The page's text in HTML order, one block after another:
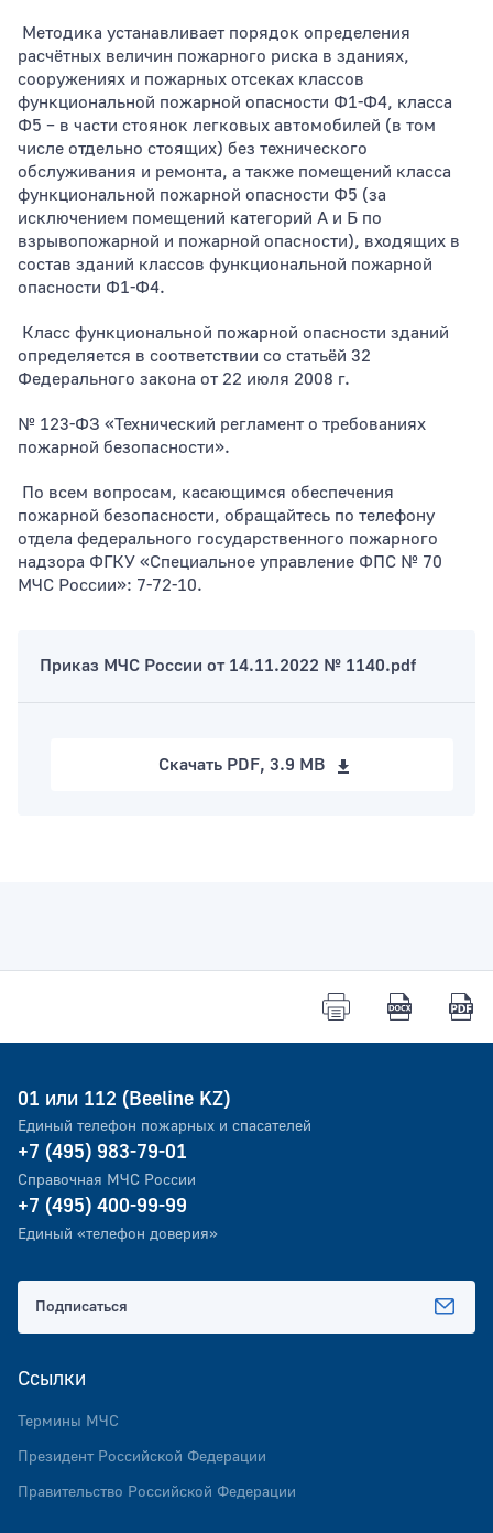
Методика устанавливает порядок определения
расчётных величин пожарного риска в зданиях,
сооружениях и пожарных отсеках классов
функциональной пожарной опасности Ф1-Ф4, класса
Ф5 – в части стоянок легковых автомобилей (в том
числе отдельно стоящих) без технического
обслуживания и ремонта, а также помещений класса
функциональной пожарной опасности Ф5 (за
исключением помещений категорий А и Б по
взрывопожарной и пожарной опасности), входящих в
состав зданий классов функциональной пожарной
опасности Ф1-Ф4.
Класс функциональной пожарной опасности зданий
определяется в соответствии со статьёй 32
Федерального закона от 22 июля 2008 г.
№ 123-ФЗ «Технический регламент о требованиях
пожарной безопасности».
По всем вопросам, касающимся обеспечения
пожарной безопасности, обращайтесь по телефону
отдела федерального государственного пожарного
надзора ФГКУ «Специальное управление ФПС № 70
МЧС России»: 7-72-10.
Приказ МЧС России от 14.11.2022 № 1140.pdf
Скачать PDF, 3.9 MB
01 или 112 (Beeline KZ)
Единый телефон пожарных и спасателей
+7 (495) 983-79-01
Справочная МЧС России
+7 (495) 400-99-99
Единый «телефон доверия»
Ссылки
Термины МЧС
Президент Российской Федерации
Правительство Российской Федерации
Подписаться